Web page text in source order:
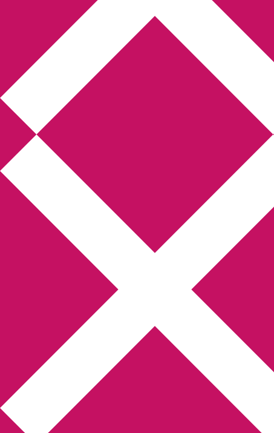
Annikas
Författarfemman
Gästinlägg Bokbloggsjerka
You are here:Home Tom Rob
Tom Rob Smith
Demidov thriller